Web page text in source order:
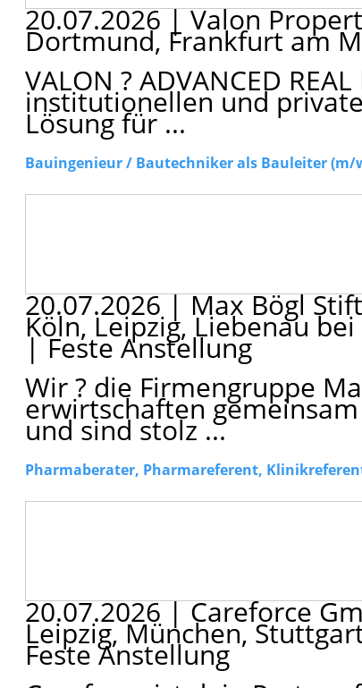
20.07.2026|Valon
Dortmund, Frankfurt am
VALON ? ADVANCED
institutionellen und
Lösung für ...
Bauingenieur / Bautechniker als Bauleiter
20.07.2026|Max Bögl
Köln, Leipzig, Liebenau
|Feste Anstellung
Wir ? die Firmengruppe
erwirtschaften
und sind stolz ...
20.07.2026|Careforce
Leipzig, München,
Feste Anstellung